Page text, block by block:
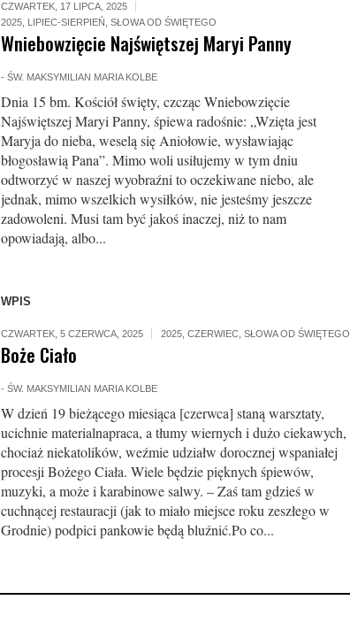
CZWARTEK, 17 LIPCA, 2025
2025, LIPIEC-SIERPIEŃ SŁOWA OD ŚWIĘTEGO
Wniebowzięcie Najświętszej Maryi Panny
- ŚW. MAKSYMILIAN MARIA KOLBE
Dnia 15 bm. Kościół święty, czcząc Wniebowzięcie
Najświętszej Maryi Panny, śpiewa radośnie: „Wzięta jest
Maryja do nieba, weselą się Aniołowie, wysławiając
błogosławią Pana”. Mimo woli usiłujemy w tym dniu
odtworzyć w naszej wyobraźni to oczekiwane niebo, ale
jednak, mimo wszelkich wysiłków, nie jesteśmy jeszcze
zadowoleni. Musi tam być jakoś inaczej, niż to nam
opowiadają, albo...
WPIS
CZWARTEK, 5 CZERWCA, 2025 2025, CZERWIEC, SŁOWA OD ŚWIĘTEGO
Boże Ciało
- ŚW. MAKSYMILIAN MARIA KOLBE
W dzień 19 bieżącego miesiąca [czerwca] staną warsztaty,
ucichnie materialnapraca, a tłumy wiernych i dużo ciekawych,
chociaż niekatolików, weźmie udziałw dorocznej wspaniałej
procesji Bożego Ciała. Wiele będzie pięknych śpiewów,
muzyki, a może i karabinowe salwy. – Zaś tam gdzieś w
cuchnącej restauracji (jak to miało miejsce roku zeszłego w
Grodnie) podpici pankowie będą bluźnić.Po co...